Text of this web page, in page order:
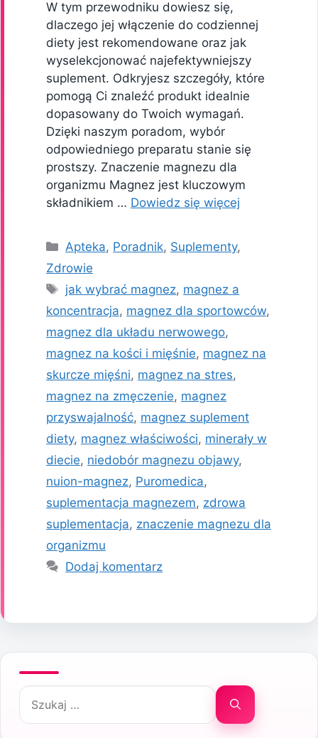
W tym przewodniku dowiesz się,
dlaczego jej włączenie do codziennej
diety jest rekomendowane oraz jak
wyselekcjonować najefektywniejszy
suplement. Odkryjesz szczegóły, które
pomogą Ci znaleźć produkt idealnie
dopasowany do Twoich wymagań.
Dzięki naszym poradom, wybór
odpowiedniego preparatu stanie się
prostszy. Znaczenie magnezu dla
organizmu Magnez jest kluczowym
składnikiem … Dowiedz się więcej
Kategorie
Apteka, Poradnik, Suplementy,
Zdrowie
Tagi
jak wybrać magnez, magnez a
koncentracja, magnez dla sportowców,
magnez dla układu nerwowego,
magnez na kości i mięśnie, magnez na
skurcze mięśni, magnez na stres,
magnez na zmęczenie, magnez
przyswajalność, magnez suplement
diety, magnez właściwości, minerały w
diecie, niedobór magnezu objawy,
nuion-magnez, Puromedica,
suplementacja magnezem, zdrowa
suplementacja, znaczenie magnezu dla
organizmu
Dodaj komentarz
Szukaj: